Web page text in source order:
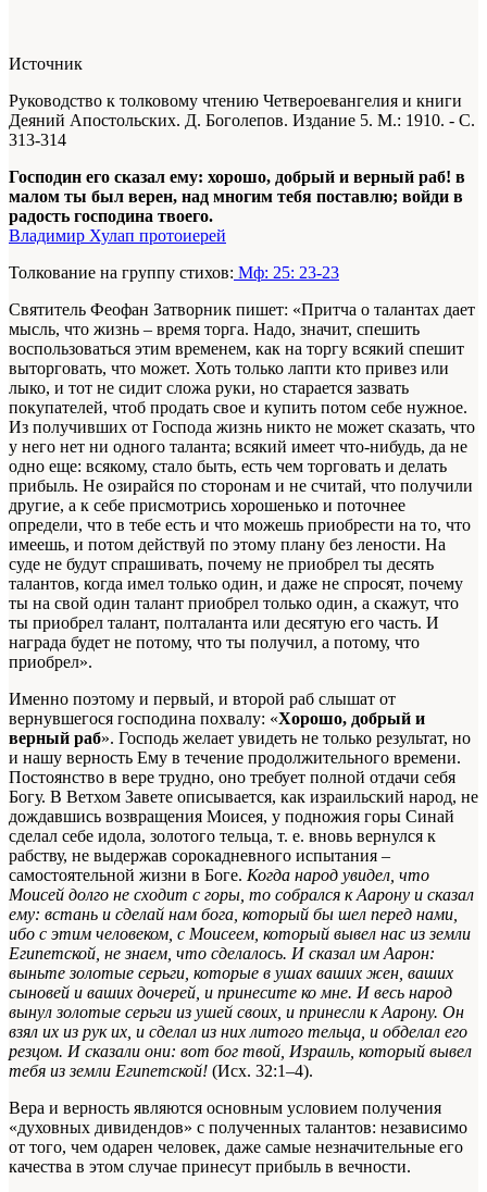
Источник
Руководство к толковому чтению Четвероевангелия и книги
Деяний Апостольских. Д. Боголепов. Издание 5. М.: 1910. - С.
313-314
Господин его сказал ему: хорошо, добрый и верный раб! в
малом ты был верен, над многим тебя поставлю; войди в
радость господина твоего.
Владимир Хулап протоиерей
Толкование на группу стихов: Мф: 25: 23-23
Святитель Феофан Затворник пишет: «Притча о талантах дает
мысль, что жизнь – время торга. Надо, значит, спешить
воспользоваться этим временем, как на торгу всякий спешит
выторговать, что может. Хоть только лапти кто привез или
лыко, и тот не сидит сложа руки, но старается зазвать
покупателей, чтоб продать свое и купить потом себе нужное.
Из получивших от Господа жизнь никто не может сказать, что
у него нет ни одного таланта; всякий имеет что‑нибудь, да не
одно еще: всякому, стало быть, есть чем торговать и делать
прибыль. Не озирайся по сторонам и не считай, что получили
другие, а к себе присмотрись хорошенько и поточнее
определи, что в тебе есть и что можешь приобрести на то, что
имеешь, и потом действуй по этому плану без лености. На
суде не будут спрашивать, почему не приобрел ты десять
талантов, когда имел только один, и даже не спросят, почему
ты на свой один талант приобрел только один, а скажут, что
ты приобрел талант, полталанта или десятую его часть. И
награда будет не потому, что ты получил, а потому, что
приобрел».
Именно поэтому и первый, и второй раб слышат от
вернувшегося господина похвалу: «Хорошо, добрый и
верный раб». Господь желает увидеть не только результат, но
и нашу верность Ему в течение продолжительного времени.
Постоянство в вере трудно, оно требует полной отдачи себя
Богу. В Ветхом Завете описывается, как израильский народ, не
дождавшись возвращения Моисея, у подножия горы Синай
сделал себе идола, золотого тельца, т. е. вновь вернулся к
рабству, не выдержав сорокадневного испытания –
самостоятельной жизни в Боге. Когда народ увидел, что
Моисей долго не сходит с горы, то собрался к Аарону и сказал
ему: встань и сделай нам бога, который бы шел перед нами,
ибо с этим человеком, с Моисеем, который вывел нас из земли
Египетской, не знаем, что сделалось. И сказал им Аарон:
выньте золотые серьги, которые в ушах ваших жен, ваших
сыновей и ваших дочерей, и принесите ко мне. И весь народ
вынул золотые серьги из ушей своих, и принесли к Аарону. Он
взял их из рук их, и сделал из них литого тельца, и обделал его
резцом. И сказали они: вот бог твой, Израиль, который вывел
тебя из земли Египетской! (Исх. 32:1–4).
Вера и верность являются основным условием получения
«духовных дивидендов» с полученных талантов: независимо
от того, чем одарен человек, даже самые незначительные его
качества в этом случае принесут прибыль в вечности.